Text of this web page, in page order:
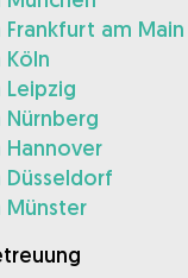
Frankfurt am Main
Köln
Leipzig
Nürnberg
Hannover
Düsseldorf
Münster